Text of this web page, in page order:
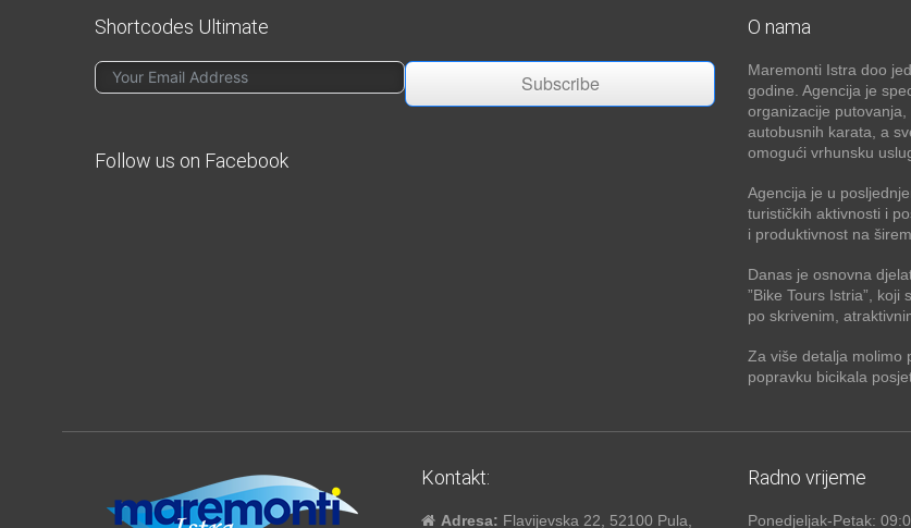
Shortcodes Ultimate
Subscribe
Follow us on Facebook
O nama
Maremonti Istra doo
godine. Agencija je
organizacije
autobusnih karata, a
omogući vrhunsku
Agencija je u
turističkih aktivnosti i
i produktivnost na
Danas je osnovna
”Bike Tours Istria”,
po skrivenim,
Za više detalja molimo
popravku bicikala
Kontakt:
Adresa: Flavijevska 22, 52100 Pula,
Radno vrijeme
Ponedjeljak-Petak: